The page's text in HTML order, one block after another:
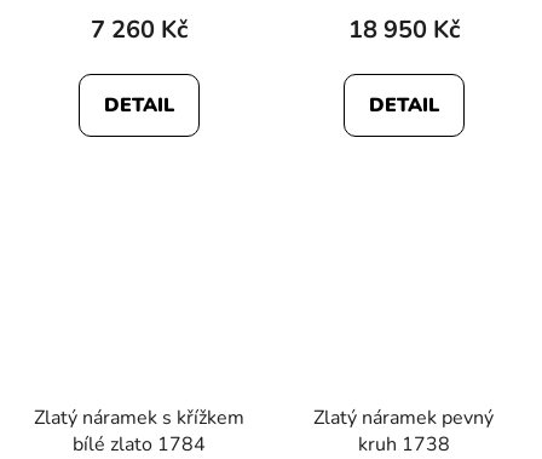
produktu
5,0
z
7 260 Kč
DETAIL
18 950 Kč
DETAIL
Zlatý náramek s křížkem
bílé zlato 1784
Zlatý náramek pevný
kruh 1738